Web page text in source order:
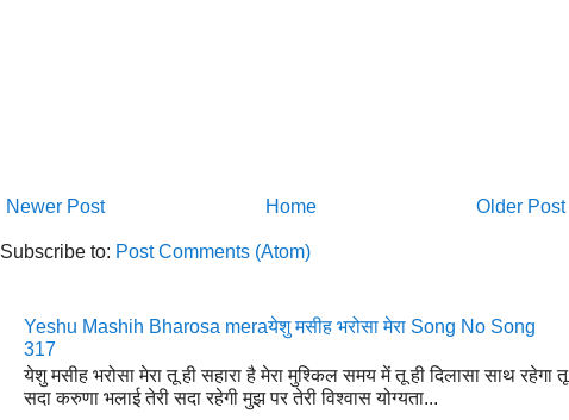
Newer Post Older Post
Home
Subscribe to: Post Comments (Atom)
Yeshu Mashih Bharosa meraयेशु मसीह भरोसा मेरा Song No Song
317
येशु मसीह भरोसा मेरा तू ही सहारा है मेरा मुश्किल समय में तू ही दिलासा साथ रहेगा तू
सदा करुणा भलाई तेरी सदा रहेगी मुझ पर तेरी विश्वास योग्यता...